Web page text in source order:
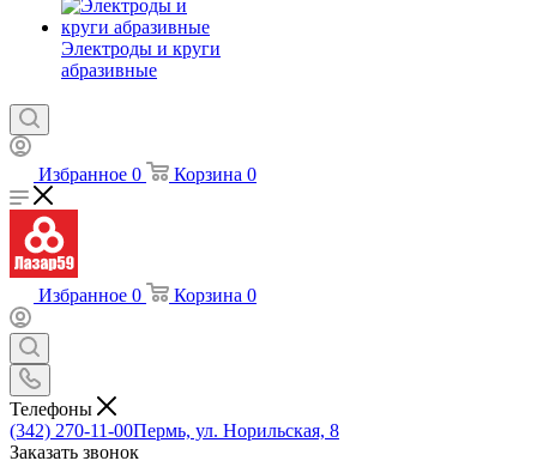
Электроды и круги
абразивные
Избранное 0 Корзина 0
Избранное 0 Корзина 0
Телефоны
(342) 270-11-00Пермь, ул. Норильская, 8
Заказать звонок